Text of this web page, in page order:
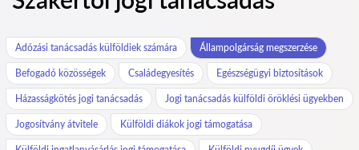
Adózási tanácsadás külföldiek számára Állampolgárság megszerzése
Befogadó közösségek Családegyesítés Egészségügyi biztosítások
Házasságkötés jogi tanácsadás Jogi tanácsadás külföldi öröklési ügyekben
Jogosítvány átvitele Külföldi diákok jogi támogatása